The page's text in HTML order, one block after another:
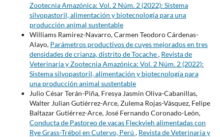
Zootecnia Amazónica: Vol. 2 Núm. 2 (2022): Sistema
silvopastoril, alimentación y biotecnología para una
producción animal sustentable
Williams Ramirez-Navarro, Carmen Teodoro Cárdenas-
Alayo, Parámetros productivos de cuyes mejorados en tres
densidades de crianza, distrito de Tocache, Revista de
Veterinaria y Zootecnia Amazónica: Vol. 2 Núm. 2 (2022):
Sistema silvopastoril, alimentación y biotecnología para
una producción animal sustentable
Julio César Terán-Piña, Fresya Jasmin Oliva-Cabanillas,
Walter Julian Gutiérrez-Arce, Zulema Rojas-Vásquez, Felipe
Baltazar Gutiérrez-Arce, José Fernando Coronado-León,
Conducta de Pastoreo de vacas Fleckvieh alimentadas con
Rye Grass-Trébol en Cutervo, Perú , Revista de Veterinaria y